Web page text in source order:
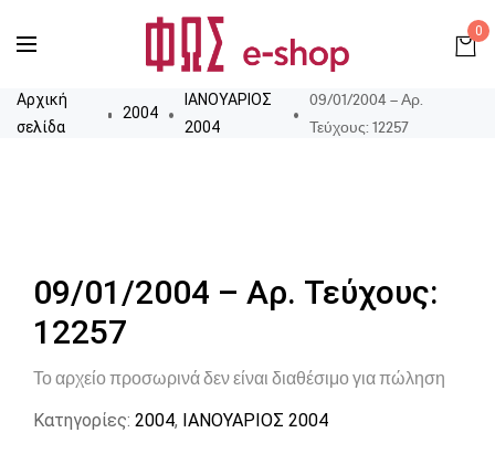
0
Αρχική
σελίδα
2004
ΙΑΝΟΥΑΡΙΟΣ
2004
09/01/2004 – Αρ.
Τεύχους: 12257
09/01/2004 – Αρ. Τεύχους:
12257
Το αρχείο προσωρινά δεν είναι διαθέσιμο για πώληση
Κατηγορίες: 2004, ΙΑΝΟΥΑΡΙΟΣ 2004